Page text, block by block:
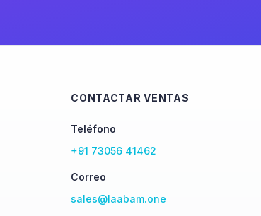
CONTACTAR VENTAS
Teléfono
+91 73056 41462
Correo
sales@laabam.one